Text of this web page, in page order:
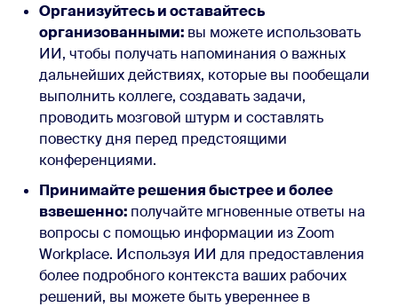
Организуйтесь и оставайтесь
организованными: вы можете использовать
ИИ, чтобы получать напоминания о важных
дальнейших действиях, которые вы пообещали
выполнить коллеге, создавать задачи,
проводить мозговой штурм и составлять
повестку дня перед предстоящими
конференциями.
Принимайте решения быстрее и более
взвешенно: получайте мгновенные ответы на
вопросы с помощью информации из Zoom
Workplace. Используя ИИ для предоставления
более подробного контекста ваших рабочих
решений, вы можете быть увереннее в